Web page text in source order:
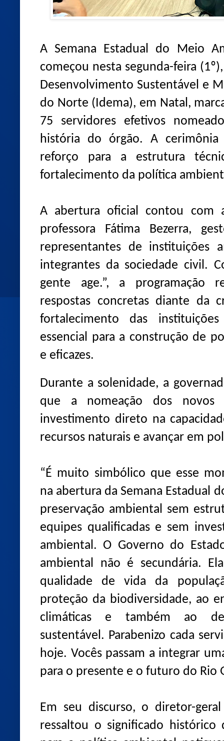
A Semana Estadual do Meio
começou nesta segunda-feira
Desenvolvimento Sustentável e
do Norte (Idema), em Natal,
75 servidores efetivos
história do órgão. A
reforço para a estrutura
fortalecimento da política
A abertura oficial contou com
professora Fátima Bezerra,
representantes de instituições
integrantes da sociedade civil.
gente age.”, a programação
respostas concretas diante da
fortalecimento das
essencial para a construção de
e eficazes.
Durante a solenidade, a
que a nomeação dos novos
investimento direto na
recursos naturais e avançar em
“É muito simbólico que esse
na abertura da Semana Estadual
preservação ambiental sem
equipes qualificadas e sem
ambiental. O Governo do
ambiental não é secundária.
qualidade de vida da
proteção da biodiversidade, ao
climáticas e também ao
sustentável. Parabenizo cada
hoje. Vocês passam a integrar
para o presente e o futuro do Rio
Em seu discurso, o diretor-
ressaltou o significado